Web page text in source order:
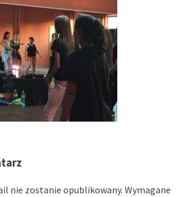
nie zostanie opublikowany. Wymagane